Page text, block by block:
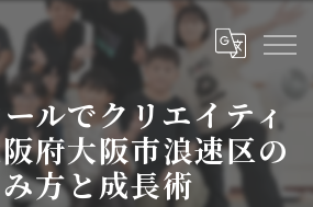
ルでクリエイティ
府大阪市浪速区の
方と成長術